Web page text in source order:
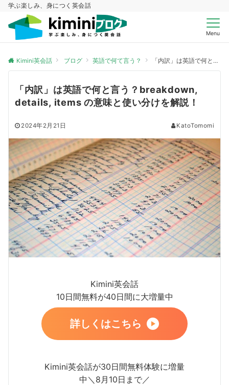
学ぶ楽しみ、身につく英会話
Menu
Kimini英会話 ブログ 英語で何て言う？ 「内訳」は英語で何と言う？breakdown, details, items の意味と使い分けを解説！
「内訳」は英語で何と言う？breakdown,
details, items の意味と使い分けを解説！
2024年2月21日 KatoTomomi
Kimini英会話
10日間無料が40日間に大増量中
詳しくはこちら
Kimini英会話が30日間無料体験に増量
中＼8月10日まで／